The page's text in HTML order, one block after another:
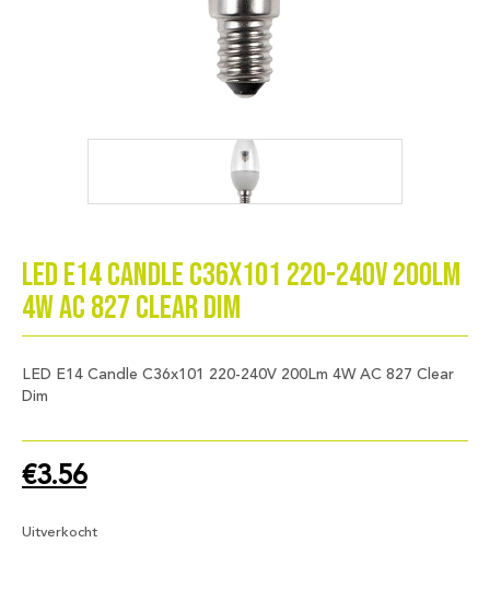
LED E14 Candle C36x101 220-240V 200Lm
4W AC 827 Clear Dim
LED E14 Candle C36x101 220-240V 200Lm 4W AC 827 Clear
Dim
€3.56
Uitverkocht